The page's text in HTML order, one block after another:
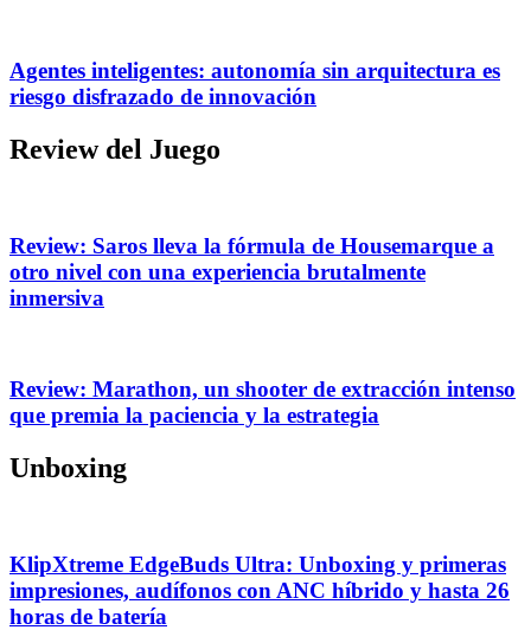
Agentes inteligentes: autonomía sin arquitectura es
riesgo disfrazado de innovación
Review del Juego
Review: Saros lleva la fórmula de Housemarque a
otro nivel con una experiencia brutalmente
inmersiva
Review: Marathon, un shooter de extracción intenso
que premia la paciencia y la estrategia
Unboxing
KlipXtreme EdgeBuds Ultra: Unboxing y primeras
impresiones, audífonos con ANC híbrido y hasta 26
horas de batería